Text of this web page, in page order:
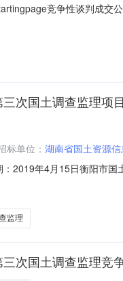
竞争性谈判成交
号2、采购代理编
次国土调查监理项
标单位： 湖南省国土资源
2019年4月15日衡阳市
供应商的情况1、供应商
监理
次国土调查监理竞